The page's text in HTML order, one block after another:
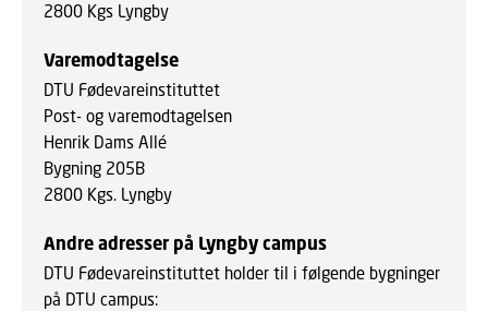
2800 Kgs Lyngby
Varemodtagelse
DTU Fødevareinstituttet
Post- og varemodtagelsen
Henrik Dams Allé
Bygning 205B
2800 Kgs. Lyngby
Andre adresser på Lyngby campus
DTU Fødevareinstituttet holder til i følgende bygninger
på DTU campus: